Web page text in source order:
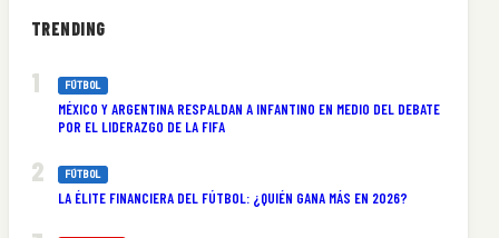
TRENDING
FÚTBOL
MÉXICO Y ARGENTINA RESPALDAN A INFANTINO EN MEDIO DEL DEBATE
POR EL LIDERAZGO DE LA FIFA
FÚTBOL
LA ÉLITE FINANCIERA DEL FÚTBOL: ¿QUIÉN GANA MÁS EN 2026?